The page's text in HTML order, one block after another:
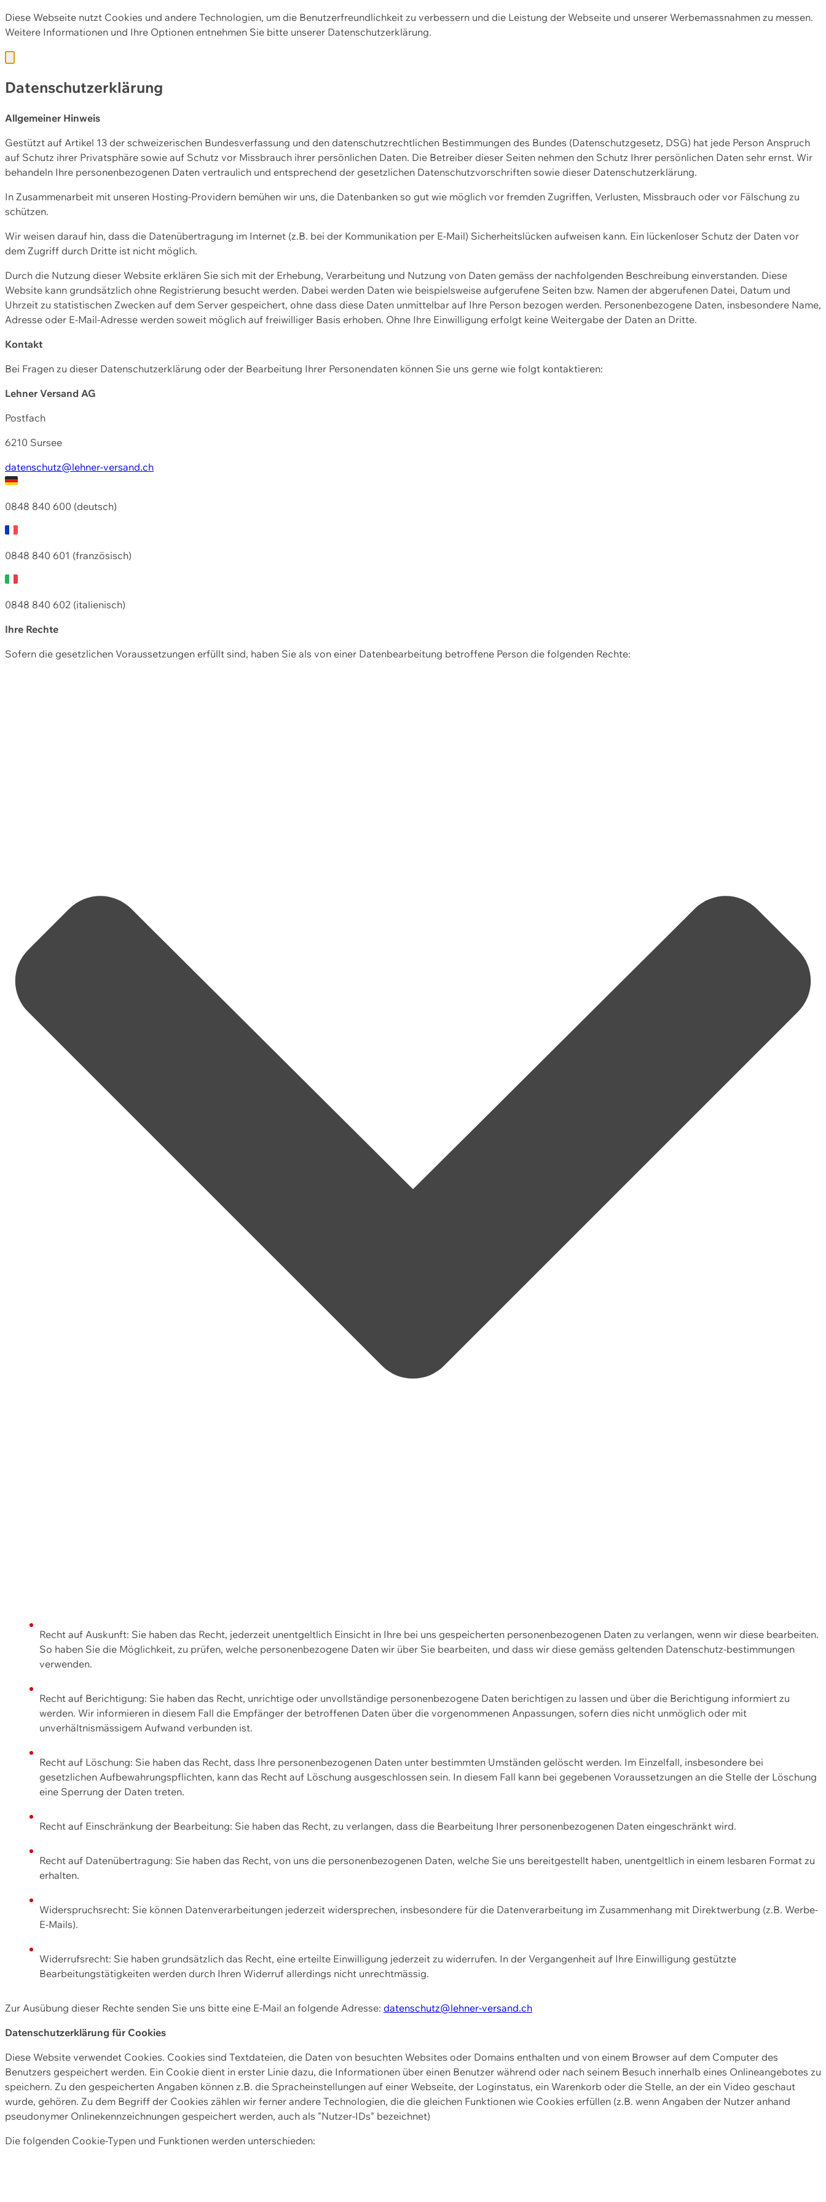
Diese Webseite nutzt Cookies und andere Technologien, um die Benutzerfreundlichkeit zu verbessern und die Leistung der Webseite und unserer Werbemassnahmen zu messen.
Weitere Informationen und Ihre Optionen entnehmen Sie bitte unserer Datenschutzerklärung.
Datenschutzerklärung
Allgemeiner Hinweis
Gestützt auf Artikel 13 der schweizerischen Bundesverfassung und den datenschutzrechtlichen Bestimmungen des Bundes (Datenschutzgesetz, DSG) hat jede Person Anspruch
auf Schutz ihrer Privatsphäre sowie auf Schutz vor Missbrauch ihrer persönlichen Daten. Die Betreiber dieser Seiten nehmen den Schutz Ihrer persönlichen Daten sehr ernst. Wir
behandeln Ihre personenbezogenen Daten vertraulich und entsprechend der gesetzlichen Datenschutzvorschriften sowie dieser Datenschutzerklärung.
In Zusammenarbeit mit unseren Hosting-Providern bemühen wir uns, die Datenbanken so gut wie möglich vor fremden Zugriffen, Verlusten, Missbrauch oder vor Fälschung zu
schützen.
Wir weisen darauf hin, dass die Datenübertragung im Internet (z.B. bei der Kommunikation per E-Mail) Sicherheitslücken aufweisen kann. Ein lückenloser Schutz der Daten vor
dem Zugriff durch Dritte ist nicht möglich.
Durch die Nutzung dieser Website erklären Sie sich mit der Erhebung, Verarbeitung und Nutzung von Daten gemäss der nachfolgenden Beschreibung einverstanden. Diese
Website kann grundsätzlich ohne Registrierung besucht werden. Dabei werden Daten wie beispielsweise aufgerufene Seiten bzw. Namen der abgerufenen Datei, Datum und
Uhrzeit zu statistischen Zwecken auf dem Server gespeichert, ohne dass diese Daten unmittelbar auf Ihre Person bezogen werden. Personenbezogene Daten, insbesondere Name,
Adresse oder E-Mail-Adresse werden soweit möglich auf freiwilliger Basis erhoben. Ohne Ihre Einwilligung erfolgt keine Weitergabe der Daten an Dritte.
Kontakt
Bei Fragen zu dieser Datenschutzerklärung oder der Bearbeitung Ihrer Personendaten können Sie uns gerne wie folgt kontaktieren:
Lehner Versand AG
Postfach
6210 Sursee
datenschutz@lehner-versand.ch
0848 840 600 (deutsch)
0848 840 601 (französisch)
0848 840 602 (italienisch)
Ihre Rechte
Sofern die gesetzlichen Voraussetzungen erfüllt sind, haben Sie als von einer Datenbearbeitung betroffene Person die folgenden Rechte:
Recht auf Auskunft: Sie haben das Recht, jederzeit unentgeltlich Einsicht in Ihre bei uns gespeicherten personenbezogenen Daten zu verlangen, wenn wir diese bearbeiten.
So haben Sie die Möglichkeit, zu prüfen, welche personenbezogene Daten wir über Sie bearbeiten, und dass wir diese gemäss geltenden Datenschutz-bestimmungen
verwenden.
Recht auf Berichtigung: Sie haben das Recht, unrichtige oder unvollständige personenbezogene Daten berichtigen zu lassen und über die Berichtigung informiert zu
werden. Wir informieren in diesem Fall die Empfänger der betroffenen Daten über die vorgenommenen Anpassungen, sofern dies nicht unmöglich oder mit
unverhältnismässigem Aufwand verbunden ist.
Recht auf Löschung: Sie haben das Recht, dass Ihre personenbezogenen Daten unter bestimmten Umständen gelöscht werden. Im Einzelfall, insbesondere bei
gesetzlichen Aufbewahrungspflichten, kann das Recht auf Löschung ausgeschlossen sein. In diesem Fall kann bei gegebenen Voraussetzungen an die Stelle der Löschung
eine Sperrung der Daten treten.
Recht auf Einschränkung der Bearbeitung: Sie haben das Recht, zu verlangen, dass die Bearbeitung Ihrer personenbezogenen Daten eingeschränkt wird.
Recht auf Datenübertragung: Sie haben das Recht, von uns die personenbezogenen Daten, welche Sie uns bereitgestellt haben, unentgeltlich in einem lesbaren Format zu
erhalten.
Widerspruchsrecht: Sie können Datenverarbeitungen jederzeit widersprechen, insbesondere für die Datenverarbeitung im Zusammenhang mit Direktwerbung (z.B. Werbe-
E-Mails).
Widerrufsrecht: Sie haben grundsätzlich das Recht, eine erteilte Einwilligung jederzeit zu widerrufen. In der Vergangenheit auf Ihre Einwilligung gestützte
Bearbeitungstätigkeiten werden durch Ihren Widerruf allerdings nicht unrechtmässig.
Zur Ausübung dieser Rechte senden Sie uns bitte eine E-Mail an folgende Adresse: datenschutz@lehner-versand.ch
Datenschutzerklärung für Cookies
Diese Website verwendet Cookies. Cookies sind Textdateien, die Daten von besuchten Websites oder Domains enthalten und von einem Browser auf dem Computer des
Benutzers gespeichert werden. Ein Cookie dient in erster Linie dazu, die Informationen über einen Benutzer während oder nach seinem Besuch innerhalb eines Onlineangebotes zu
speichern. Zu den gespeicherten Angaben können z.B. die Spracheinstellungen auf einer Webseite, der Loginstatus, ein Warenkorb oder die Stelle, an der ein Video geschaut
wurde, gehören. Zu dem Begriff der Cookies zählen wir ferner andere Technologien, die die gleichen Funktionen wie Cookies erfüllen (z.B. wenn Angaben der Nutzer anhand
pseudonymer Onlinekennzeichnungen gespeichert werden, auch als "Nutzer-IDs" bezeichnet)
Die folgenden Cookie-Typen und Funktionen werden unterschieden: